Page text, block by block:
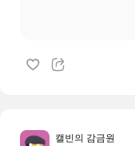
캘빈의 감금원